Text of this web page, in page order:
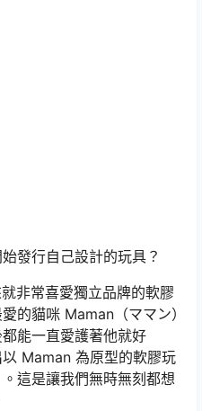
發行自己設計的玩具？
非常喜愛獨立品牌的軟膠
的貓咪 Maman（ママン）
能一直愛護著他就好
Maman 為原型的軟膠玩
這是讓我們無時無刻都想